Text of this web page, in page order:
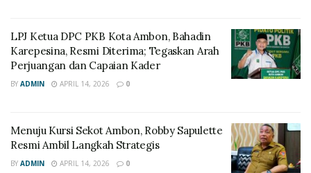
LPJ Ketua DPC PKB Kota Ambon, Bahadin
Karepesina, Resmi Diterima; Tegaskan Arah
Perjuangan dan Capaian Kader
BY ADMIN APRIL 14, 2026 0
Menuju Kursi Sekot Ambon, Robby Sapulette
Resmi Ambil Langkah Strategis
BY ADMIN APRIL 14, 2026 0